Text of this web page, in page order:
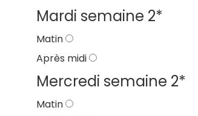
Mardi semaine 2*
Matin
Après midi
Mercredi semaine 2*
Matin